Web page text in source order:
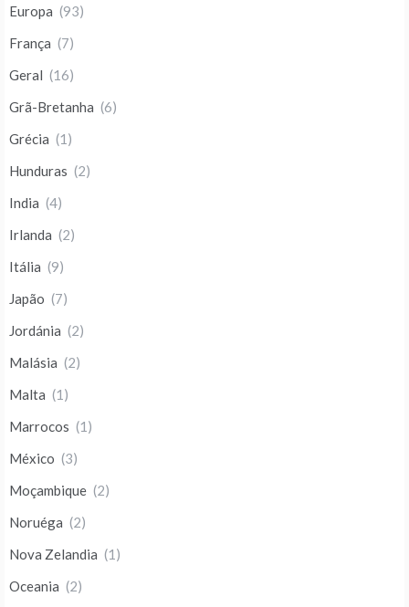
Europa (93)
França (7)
Geral (16)
Grã-Bretanha (6)
Grécia (1)
Hunduras (2)
India (4)
Irlanda (2)
Itália (9)
Japão (7)
Jordánia (2)
Malásia (2)
Malta (1)
Marrocos (1)
México (3)
Moçambique (2)
Noruéga (2)
Nova Zelandia (1)
Oceania (2)